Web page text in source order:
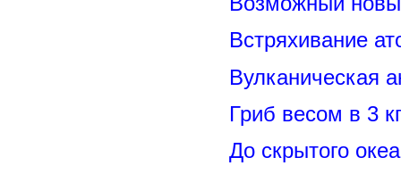
Встряхивание
Вулканическая
Гриб весом в 3
До скрытого